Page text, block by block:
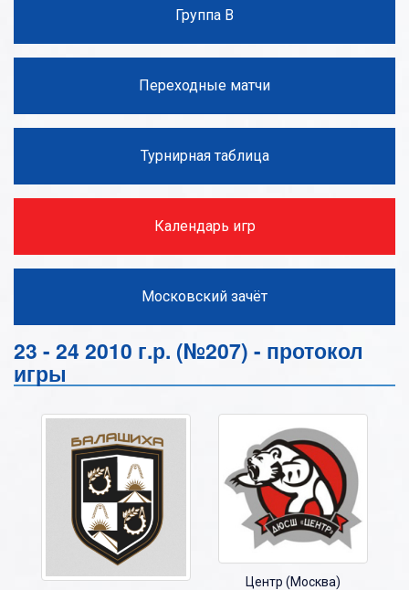
Группа В
Переходные матчи
Турнирная таблица
Календарь игр
Московский зачёт
23 - 24 2010 г.р. (№207) - протокол
игры
Центр (Москва)